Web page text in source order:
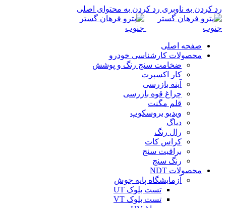
رد کردن به ناوبری رد کردن به محتوای اصلی
صفحه اصلی
محصولات کارشناسی خودرو
ضخامت سنج رنگ و پوشش
کار اکسپرت
آینه بازرسی
چراغ قوه بازرسی
قلم مگنت
ویدیو بروسکوپ
دیاگ
رال رنگ
کراس کات
براقیت سنج
رنگ سنج
محصولات NDT
آزمایشگاه پایه جوش
تست بلوک UT
تست بلوک VT